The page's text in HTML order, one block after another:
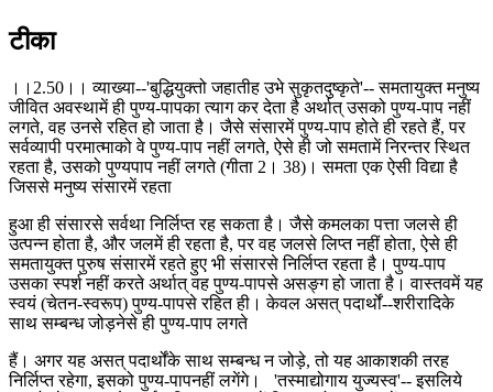
टीका
।।2.50।। व्याख्या--'बुद्धियुक्तो जहातीह उभे सुकृतदुष्कृते'-- समतायुक्त मनुष्य
जीवित अवस्थामें ही पुण्य-पापका त्याग कर देता है अर्थात् उसको पुण्य-पाप नहीं
लगते, वह उनसे रहित हो जाता है। जैसे संसारमें पुण्य-पाप होते ही रहते हैं, पर
सर्वव्यापी परमात्माको वे पुण्य-पाप नहीं लगते, ऐसे ही जो समतामें निरन्तर स्थित
रहता है, उसको पुण्यपाप नहीं लगते (गीता 2। 38)। समता एक ऐसी विद्या है
जिससे मनुष्य संसारमें रहता
हुआ ही संसारसे सर्वथा निर्लिप्त रह सकता है। जैसे कमलका पत्ता जलसे ही
उत्पन्न होता है, और जलमें ही रहता है, पर वह जलसे लिप्त नहीं होता, ऐसे ही
समतायुक्त पुरुष संसारमें रहते हुए भी संसारसे निर्लिप्त रहता है। पुण्य-पाप
उसका स्पर्श नहीं करते अर्थात् वह पुण्य-पापसे असङ्ग हो जाता है। वास्तवमें यह
स्वयं (चेतन-स्वरूप) पुण्य-पापसे रहित ही। केवल असत् पदार्थों--शरीरादिके
साथ सम्बन्ध जोड़नेसे ही पुण्य-पाप लगते
हैं। अगर यह असत् पदार्थोंके साथ सम्बन्ध न जोड़े, तो यह आकाशकी तरह
निर्लिप्त रहेगा, इसको पुण्य-पापनहीं लगेंगे। 'तस्माद्योगाय युज्यस्व'-- इसलिये